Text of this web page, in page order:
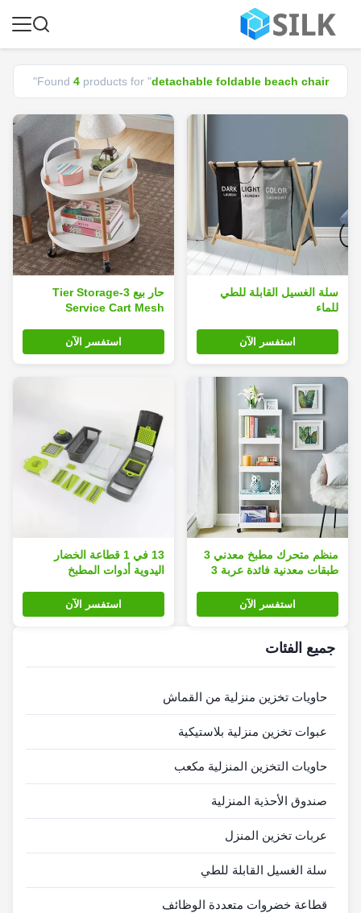
Found 4products for "detachable foldable beach chair
"
سلة الغسيل القابلة للطي
للماء
استفسر الآن
حار بيع 3-Tier Storage
Service Cart Mesh
Cart with Wheels
استفسر الآن
منظم متحرك مطبخ معدني 3
طبقات معدنية فائدة عربة 3
استفسر الآن
13 في 1 قطاعة الخضار
اليدوية أدوات المطبخ
استفسر الآن
جميع الفئات
حاويات تخزين منزلية من القماش
عبوات تخزين منزلية بلاستيكية
حاويات التخزين المنزلية مكعب
صندوق الأحذية المنزلية
عربات تخزين المنزل
سلة الغسيل القابلة للطي
قطاعة خضروات متعددة الوظائف